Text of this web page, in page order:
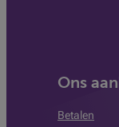
Ons
Betalen